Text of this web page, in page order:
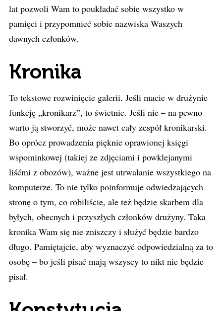
lat pozwoli Wam to poukładać sobie wszystko w
pamięci i przypomnieć sobie nazwiska Waszych
dawnych członków.
Kronika
To tekstowe rozwinięcie galerii. Jeśli macie w drużynie
funkcję „kronikarz”, to świetnie. Jeśli nie – na pewno
warto ją stworzyć, może nawet cały zespół kronikarski.
Bo oprócz prowadzenia pięknie oprawionej księgi
wspominkowej (takiej ze zdjęciami i powklejanymi
liśćmi z obozów), ważne jest utrwalanie wszystkiego na
komputerze. To nie tylko poinformuje odwiedzających
stronę o tym, co robiliście, ale też będzie skarbem dla
byłych, obecnych i przyszłych członków drużyny. Taka
kronika Wam się nie zniszczy i służyć będzie bardzo
długo. Pamiętajcie, aby wyznaczyć odpowiedzialną za to
osobę – bo jeśli pisać mają wszyscy to nikt nie będzie
pisał.